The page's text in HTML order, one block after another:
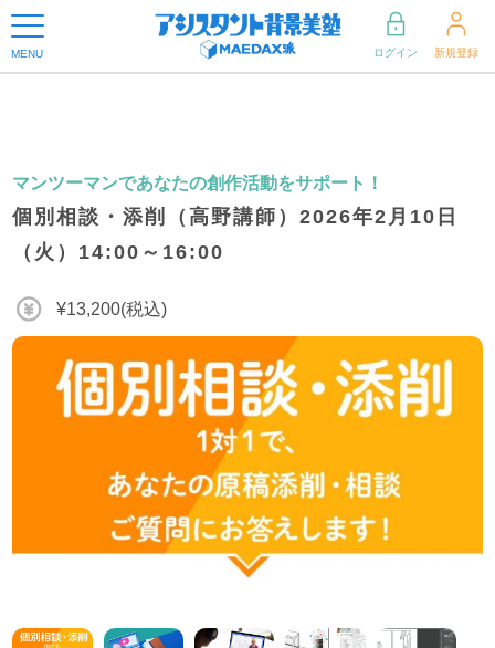
MENU ログイン 新規登録
マンツーマンであなたの創作活動をサポート！
個別相談・添削（高野講師）2026年2月10日
（火）14:00～16:00
¥13,200(税込)